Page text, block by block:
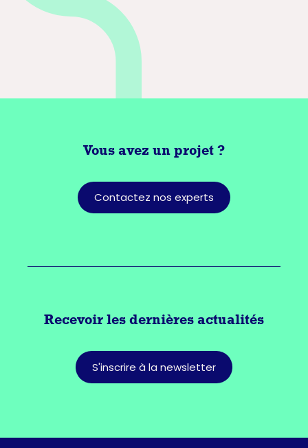
Vous avez un projet ?
Contactez nos experts
Recevoir les dernières actualités
S'inscrire à la newsletter